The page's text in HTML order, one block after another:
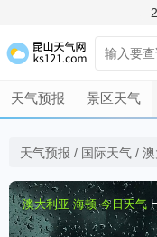
天气预报 景区天气
天气预报 / 国际天气 /
澳大利亚 海顿 今日天气